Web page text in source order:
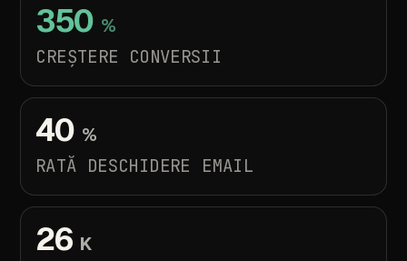
350 %
CREȘTERE CONVERSII
40 %
RATĂ DESCHIDERE EMAIL
26 K